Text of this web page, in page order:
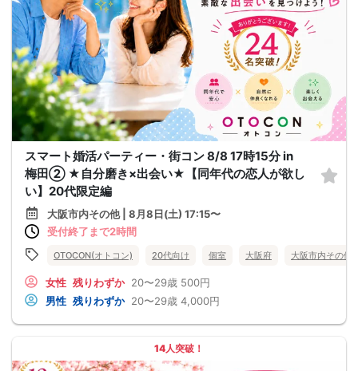
スマート婚活パーティー・街コン 8/8 17時15分 in
梅田② ★自分磨き×出会い★【同年代の恋人が欲し
い】20代限定編
大阪市内その他 | 8月8日(土) 17:15〜
受付終了まで2時間
OTOCON(オトコン) 20代向け 個室 大阪府 大阪市内その他
女性 残りわずか 20〜29歳 500円
男性 残りわずか 20〜29歳 4,000円
14人突破！